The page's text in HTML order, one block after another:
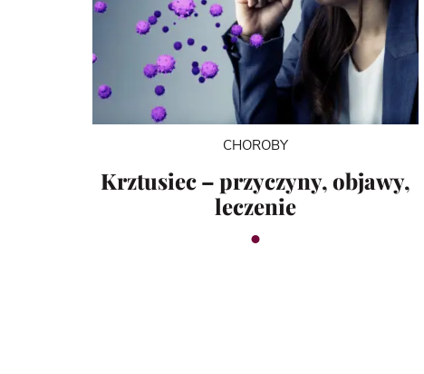
CHOROBY
Krztusiec – przyczyny, objawy,
leczenie